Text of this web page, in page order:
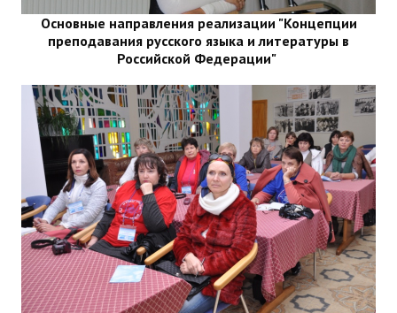
ГИА
Советуем прочитать
Готовимся к новому учебному году 2026-2027
ДПО
Профессиональная переподготовка
Повышение квалификации
КОНТАКТЫ
Основные направления реализации "Концепции
преподавания русского языка и литературы в
Российской Федерации"